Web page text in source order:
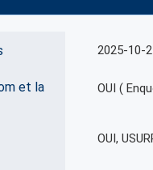
2025-10-
et la
OUI (
OUI,